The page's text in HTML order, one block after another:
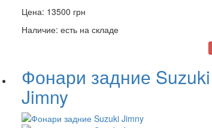
Цена: 13500 грн
Наличие: есть на складе
Фонари задние Suzuki
Jimny